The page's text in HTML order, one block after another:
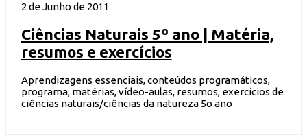
2 de Junho de 2011
Ciências Naturais 5º ano | Matéria,
resumos e exercícios
Aprendizagens essenciais, conteúdos programáticos,
programa, matérias, vídeo-aulas, resumos, exercícios de
ciências naturais/ciências da natureza 5o ano